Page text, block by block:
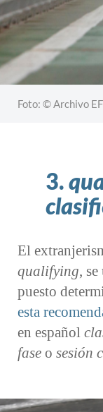
Foto: © Archivo
3.
El
qualifying,
puesto
esta
en español
fase o sesión